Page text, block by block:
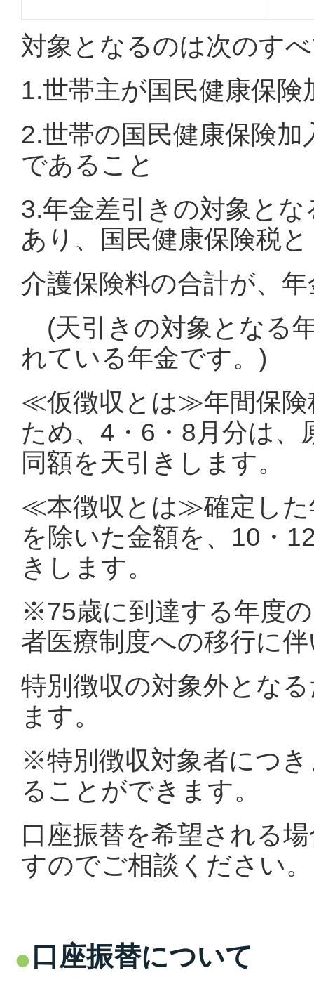
対象となるのは次のす
1.世帯主が国民健康保
2.世帯の国民健康保険
であること
3.年金差引きの対象と
あり、国民健康保険税と
介護保険料の合計が、
(天引きの対象となる
れている年金です。)
≪仮徴収とは≫年間保険
ため、4・6・8月分は、
同額を天引きします。
≪本徴収とは≫確定した
を除いた金額を、10・
きします。
※75歳に到達する年度
者医療制度への移行に
特別徴収の対象外とな
ます。
※特別徴収対象者につ
ることができます。
口座振替を希望される
すのでご相談ください。
口座振替について